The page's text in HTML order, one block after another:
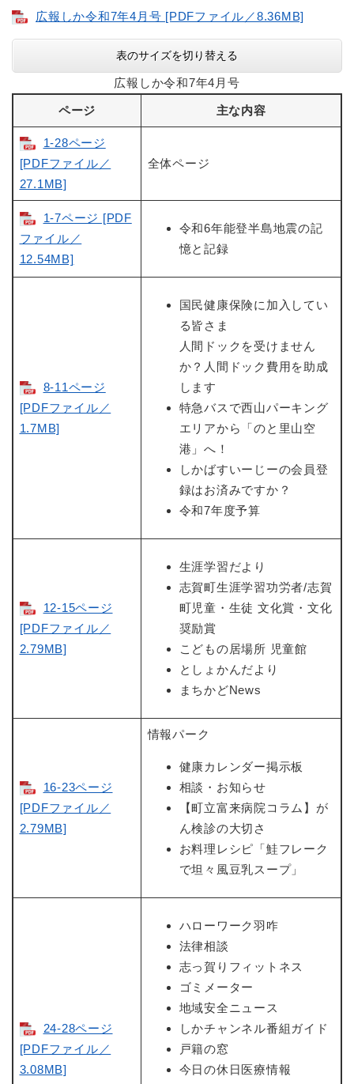
広報しか令和7年4月号 [PDFファイル／8.36MB]
表のサイズを切り替える
広報しか令和7年4月号
ページ 主な内容
1-28ページ
[PDFファイル／
27.1MB]
全体ページ
1-7ページ [PDF
ファイル／
12.54MB]
令和6年能登半島地震の記
憶と記録
8-11ページ
[PDFファイル／
1.7MB]
国民健康保険に加入してい
る皆さま
人間ドックを受けません
か？人間ドック費用を助成
します
特急バスで西山パーキング
エリアから「のと里山空
港」へ！
しかばすいーじーの会員登
録はお済みですか？
令和7年度予算
12-15ページ
[PDFファイル／
2.79MB]
生涯学習だより
志賀町生涯学習功労者/志賀
町児童・生徒 文化賞・文化
奨励賞
こどもの居場所 児童館
としょかんだより
まちかどNews
16-23ページ
[PDFファイル／
2.79MB]
情報パーク
健康カレンダー掲示板
相談・お知らせ
【町立富来病院コラム】が
ん検診の大切さ
お料理レシピ「鮭フレーク
で坦々風豆乳スープ」
24-28ページ
[PDFファイル／
3.08MB]
ハローワーク羽咋
法律相談
志っ賀りフィットネス
ゴミメーター
地域安全ニュース
しかチャンネル番組ガイド
戸籍の窓
今日の休日医療情報